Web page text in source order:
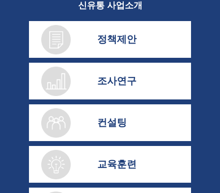
신유통 사업소개
정책제안
조사연구
컨설팅
교육훈련